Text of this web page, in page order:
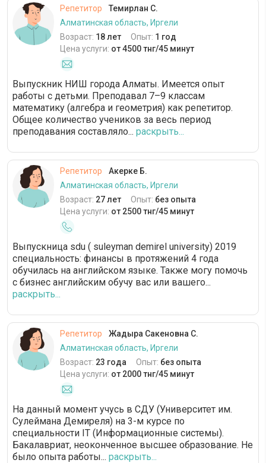
Репетитор
Темирлан С.
Алматинская область, Иргели
Возраст: 18 лет Опыт: 1 год
Цена услуги: от 4500 тнг/45 минут
Выпускник НИШ города Алматы. Имеется опыт
работы с детьми. Преподавал 7–9 классам
математику (алгебра и геометрия) как репетитор.
Общее количество учеников за весь период
преподавания составляло... раскрыть...
Репетитор
Акерке Б.
Алматинская область, Иргели
Возраст: 27 лет Опыт: без опыта
Цена услуги: от 2500 тнг/45 минут
Выпускница sdu ( suleyman demirel university) 2019
специальность: финансы в протяжений 4 года
обучилась на английском языке. Также могу помочь
с бизнес английским обучу вас или вашего...
раскрыть...
Репетитор
Жадыра Сакеновна С.
Алматинская область, Иргели
Возраст: 23 года Опыт: без опыта
Цена услуги: от 2000 тнг/45 минут
На данный момент учусь в СДУ (Университет им.
Сулеймана Демиреля) на 3-м курсе по
специальности IT (Информационные системы).
Бакалавриат, неоконченное высшее образование. Не
было опыта работы... раскрыть...